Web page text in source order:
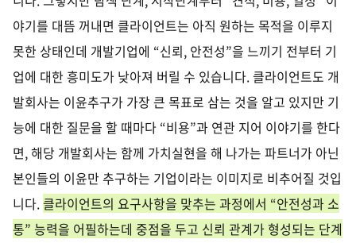
야기를 대뜸 꺼내면 클라이언트는 아직 원하는 목적을 이루지
못한 상태인데 개발기업에 “신뢰, 안전성”을 느끼기 전부터 기
업에 대한 흥미도가 낮아져 버릴 수 있습니다. 클라이언트도 개
발회사는 이윤추구가 가장 큰 목표로 삼는 것을 알고 있지만 기
능에 대한 질문을 할 때마다 “비용”과 연관 지어 이야기를 한다
면, 해당 개발회사는 함께 가치실현을 해 나가는 파트너가 아닌
본인들의 이윤만 추구하는 기업이라는 이미지로 비추어질 것입
니다. 클라이언트의 요구사항을 맞추는 과정에서 “안전성과 소
통” 능력을 어필하는데 중점을 두고 신뢰 관계가 형성되는 단계